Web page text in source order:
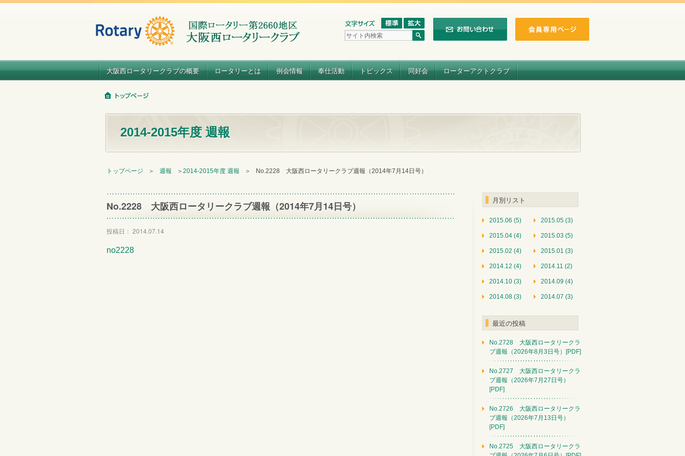
大阪西ロータリークラブの概要 ロータリーとは 例会情報 奉仕活動 トピックス 同好会 ローターアクトクラブ
2014-2015年度 週報
トップページ ＞ 週報 ＞ 2014-2015年度 週報 ＞ No.2228 大阪西ロータリークラブ週報（2014年7月14日号）
No.2228 大阪西ロータリークラブ週報（2014年7月14日号）
投稿日： 2014.07.14
no2228
月別リスト
2015.06 (5) 2015.05 (3)
2015.04 (4) 2015.03 (5)
2015.02 (4) 2015.01 (3)
2014.12 (4) 2014.11 (2)
2014.10 (3) 2014.09 (4)
2014.08 (3) 2014.07 (3)
最近の投稿
No.2728 大阪西ロータリークラ
ブ週報（2026年8月3日号）[PDF]
No.2727 大阪西ロータリークラ
ブ週報（2026年7月27日号）
[PDF]
No.2726 大阪西ロータリークラ
ブ週報（2026年7月13日号）
[PDF]
No.2725 大阪西ロータリークラ